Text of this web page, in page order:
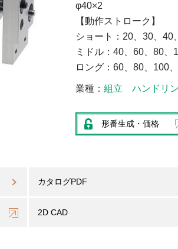
【動作ストロー
ショート：20、30、40
ミドル：40、60、80、
ロング：60、80、100
業種 組立 ハンドリ
形番生成・価格
カタログPDF
2D CAD